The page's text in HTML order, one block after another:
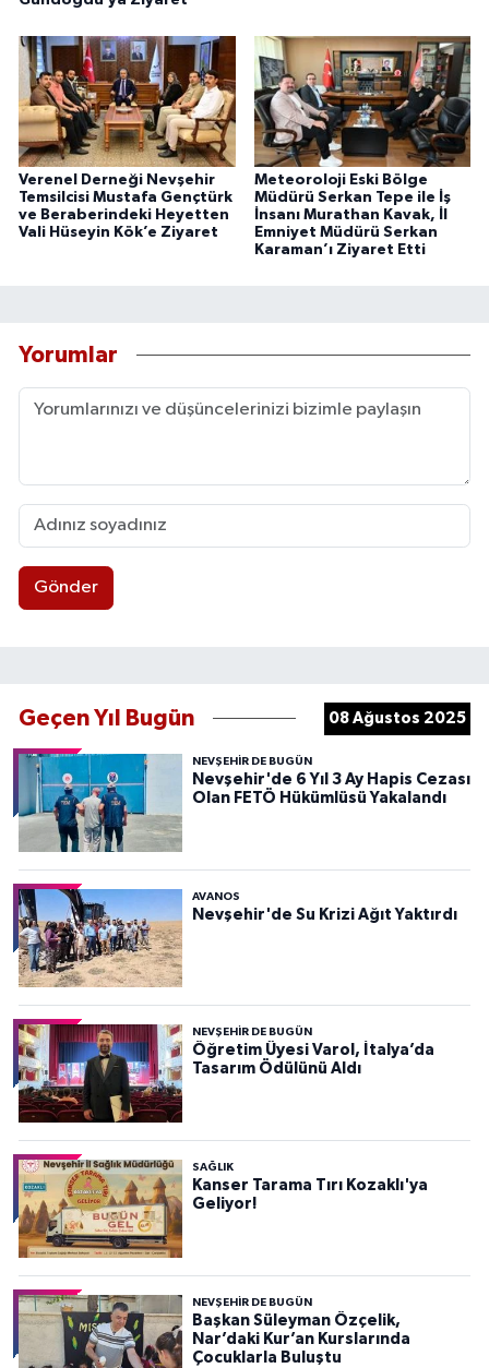
Verenel Derneği Nevşehir
Temsilcisi Mustafa Gençtürk
ve Beraberindeki Heyetten
Vali Hüseyin Kök’e Ziyaret
Meteoroloji Eski Bölge
Müdürü Serkan Tepe ile İş
İnsanı Murathan Kavak, İl
Emniyet Müdürü Serkan
Karaman’ı Ziyaret Etti
Yorumlar
Gönder
Geçen Yıl Bugün 08 Ağustos 2025
NEVŞEHIR DE BUGÜN
Nevşehir'de 6 Yıl 3 Ay Hapis Cezası
Olan FETÖ Hükümlüsü Yakalandı
AVANOS
Nevşehir'de Su Krizi Ağıt Yaktırdı
NEVŞEHIR DE BUGÜN
Öğretim Üyesi Varol, İtalya’da
Tasarım Ödülünü Aldı
SAĞLIK
Kanser Tarama Tırı Kozaklı'ya
Geliyor!
NEVŞEHIR DE BUGÜN
Başkan Süleyman Özçelik,
Nar’daki Kur’an Kurslarında
Çocuklarla Buluştu